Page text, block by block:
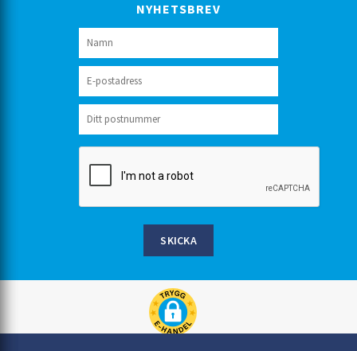
NYHETSBREV
SKICKA